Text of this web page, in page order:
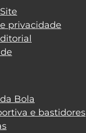
privacidade
Bola
e bastidores